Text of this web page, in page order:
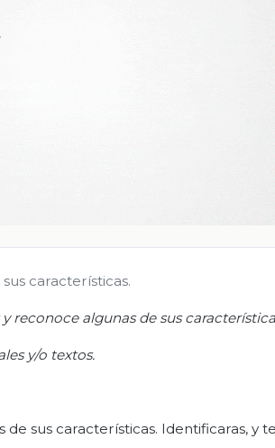
características.
reconoce algunas de sus
y/o textos.
sus características. Identificaras, y